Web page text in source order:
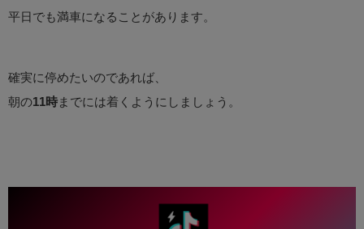
平日でも満車になることがあります。
確実に停めたいのであれば、
朝の11時 までには着くようにしましょう。